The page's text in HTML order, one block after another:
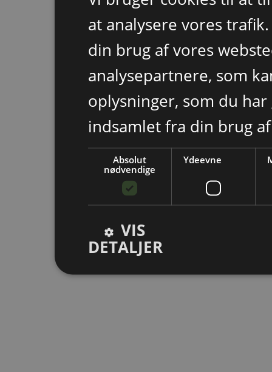
at analysere vores
din brug af vores
analysepartnere, som
oplysninger, som du
indsamlet fra din brug
Absolut
nødvendige
Ydeevne
VIS
DETALJER